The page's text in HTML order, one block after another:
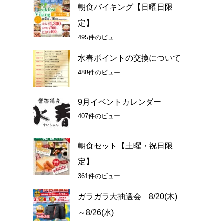
朝食バイキング【日曜日限
定】
495件のビュー
水春ポイントの交換について
488件のビュー
9月イベントカレンダー
407件のビュー
朝食セット【土曜・祝日限
定】
361件のビュー
ガラガラ大抽選会 8/20(木)
～8/26(水)